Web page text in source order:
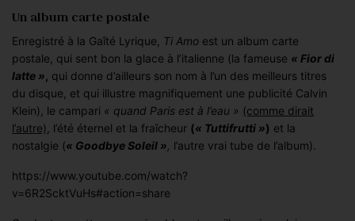
Un album carte postale
Enregistré à la Gaîté Lyrique, Ti Amo est un album carte
postale, qui sent bon la glace à l’italienne (la fameuse « Fior di
latte » qui donne d’ailleurs son nom à l’un des meilleurs titres
du disque, et qui illustre magnifiquement une publicité Calvin
Klein), le campari « quand Paris est à l’eau » (comme dirait
l’autre) , l’été éternel et la fraîcheur (« Tuttifrutti ») et la
nostalgie (« Goodbye Soleil » l’autre vrai tube de l’album).
https://www.youtube.com/watch?
v=6R2ScktVuHs#action=share